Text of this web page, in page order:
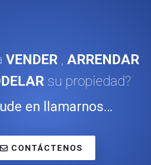
VENDER, ARRENDAR
su propiedad?
en llamarnos…
CONTÁCTENOS